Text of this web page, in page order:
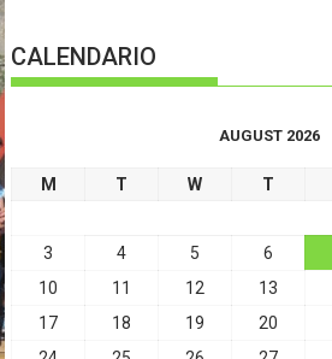
CALENDARIO
AUGUST 2026
M T W T
3
4 5 6
10
11 12 13
17
18 19 20